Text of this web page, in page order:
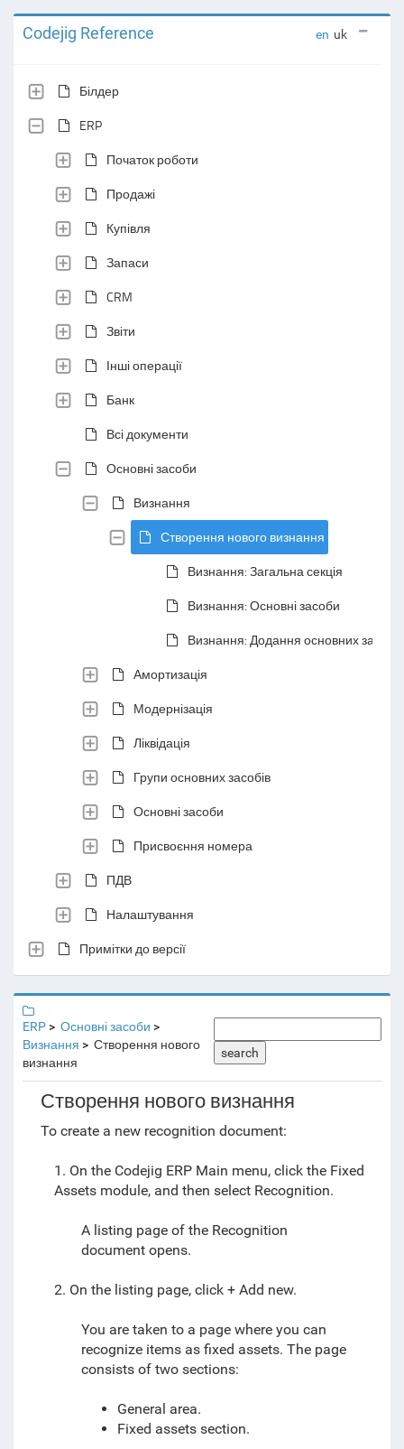
Codejig Reference en uk
Білдер
ERP
Початок роботи
Продажі
Купівля
Запаси
CRM
Звіти
Інші операції
Банк
Всі документи
Основні засоби
Визнання
Створення нового визнання
Визнання: Загальна секція
Визнання: Основні засоби
Визнання: Додання основних засобів
Амортизація
Модернізація
Ліквідація
Групи основних засобів
Основні засоби
Присвоєння номера
ПДВ
Налаштування
Примітки до версії
ERP
Основні засоби
Визнання
Створення нового
визнання
search
Створення нового визнання
To create a new recognition document:
1. On the Codejig ERP Main menu, click the Fixed
Assets module, and then select Recognition.
A listing page of the Recognition
document opens.
2. On the listing page, click + Add new.
You are taken to a page where you can
recognize items as fixed assets. The page
consists of two sections:
General area.
Fixed assets section.